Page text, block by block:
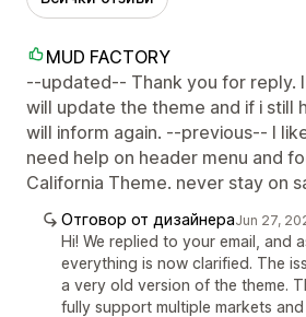
MUD FACTORY
--updated-- Thank you for reply.
will update the theme and if i still
will inform again. --previous-- I
need help on header menu and
California Theme. never stay on
Отговор от дизайнераJun 27,
Hi! We replied to your email, and
everything is now clarified. The
a very old version of the theme.
fully support multiple markets